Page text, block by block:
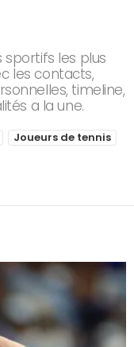
sportifs les plus
les contacts,
timeline,
a la une.
Joueurs de tennis